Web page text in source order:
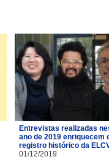
Entrevistas realizadas
ano de 2019 enriquecem
registro histórico da
01/12/2019